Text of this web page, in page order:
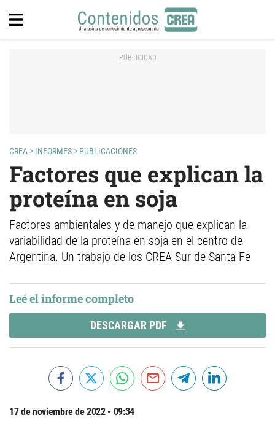
CREA > INFORMES > PUBLICACIONES
Factores que explican la
proteína en soja
Factores ambientales y de manejo que explican la
variabilidad de la proteína en soja en el centro de
Argentina. Un trabajo de los CREA Sur de Santa Fe
Leé el informe completo
DESCARGAR PDF
17 de noviembre de 2022 - 09:34